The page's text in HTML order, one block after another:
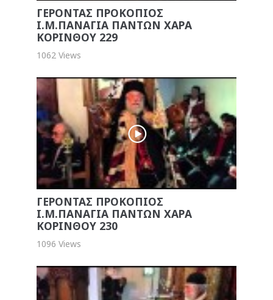
ΓΕΡΟΝΤΑΣ ΠΡΟΚΟΠΙΟΣ
Ι.Μ.ΠΑΝΑΓΙΑ ΠΑΝΤΩΝ ΧΑΡΑ
ΚΟΡΙΝΘΟΥ 229
1062 Views
ΓΕΡΟΝΤΑΣ ΠΡΟΚΟΠΙΟΣ
Ι.Μ.ΠΑΝΑΓΙΑ ΠΑΝΤΩΝ ΧΑΡΑ
ΚΟΡΙΝΘΟΥ 230
1096 Views